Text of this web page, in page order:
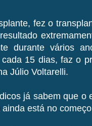
fez o
durante vários
15 dias, faz o
Júlio Voltarelli.
já sabem que o
está no